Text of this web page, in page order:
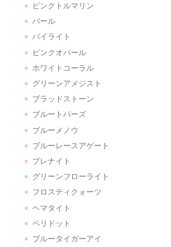
ピンクトルマリン
パール
パイライト
ピンクオパール
ホワイトコーラル
グリーンアメジスト
ブラッドストーン
ブルートパーズ
ブルーメノウ
ブルーレースアゲート
プレナイト
グリーンフローライト
フロスティクォーツ
ヘマタイト
ペリドット
ブルータイガーアイ